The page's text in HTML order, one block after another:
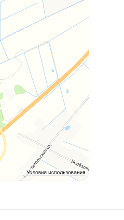
Условия использования